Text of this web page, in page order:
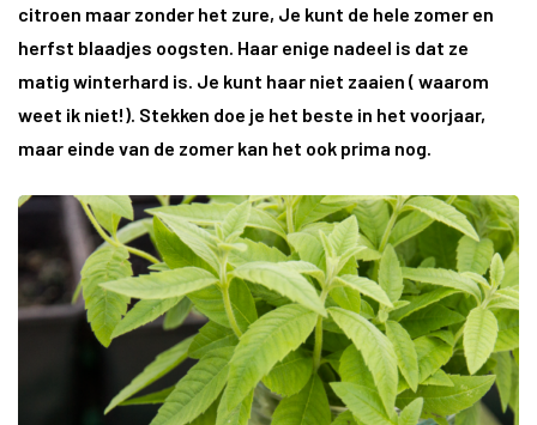
citroen maar zonder het zure, Je kunt de hele zomer en
herfst blaadjes oogsten. Haar enige nadeel is dat ze
matig winterhard is. Je kunt haar niet zaaien ( waarom
weet ik niet!). Stekken doe je het beste in het voorjaar,
maar einde van de zomer kan het ook prima nog.